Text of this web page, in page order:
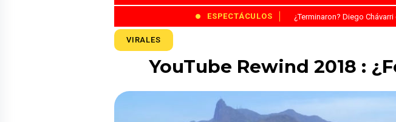
ESPECTÁCULOS ¿Terminaron? Diego
VIRALES
YouTube Rewind 2018 :